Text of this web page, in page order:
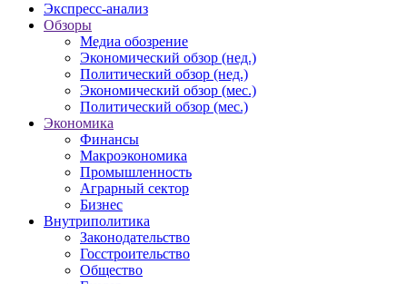
Экспресс-анализ
Обзоры
Медиа обозрение
Экономический обзор (нед.)
Политический обзор (нед.)
Экономический обзор (мес.)
Политический обзор (мес.)
Экономика
Финансы
Макроэкономика
Промышленность
Аграрный сектор
Бизнес
Внутриполитика
Законодательство
Госстроительство
Общество